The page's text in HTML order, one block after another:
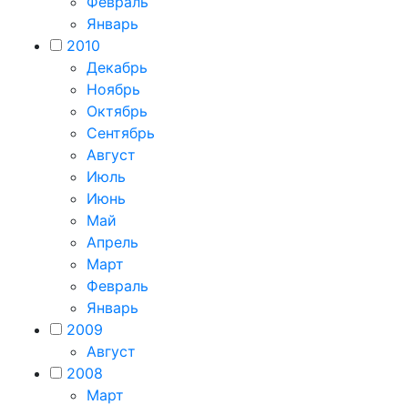
Январь
2010
Декабрь
Ноябрь
Октябрь
Сентябрь
Август
Июль
Июнь
Май
Апрель
Март
Февраль
Январь
2009
Август
2008
Март